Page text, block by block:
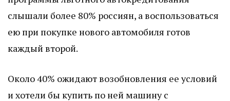
слышали более 80% россиян, а воспользоваться
ею при покупке нового автомобиля готов
каждый второй.
Около 40% ожидают возобновления ее условий
и хотели бы купить по ней машину с